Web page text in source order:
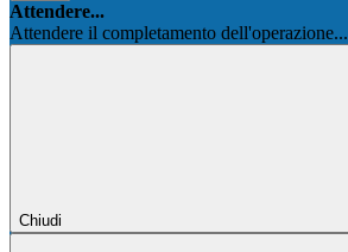
Attendere...
Attendere il completamento dell'operazione...
Chiudi